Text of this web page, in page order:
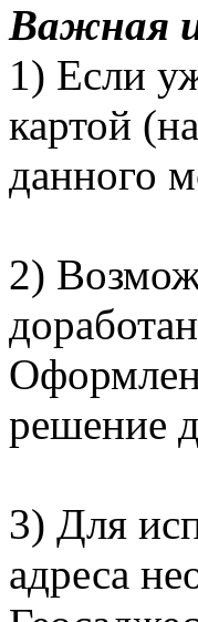
Важная
1) Если
картой
данного
2)
решение
3) Для
адреса